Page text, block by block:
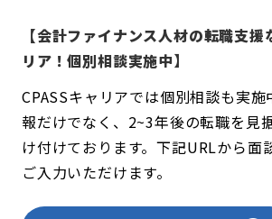
【会計ファイナンス人材の転職支援
リア！個別相談実施中】
CPASSキャリアでは個別相談も実
報だけでなく、2~3年後の転職を見
け付けております。下記URLから面
ご入力いただけます。